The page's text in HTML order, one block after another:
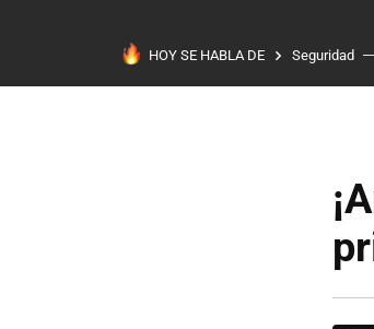
HOY SE HABLA DE Seguridad